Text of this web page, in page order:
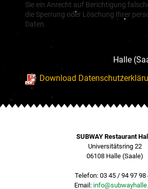
Sie ein Anrecht auf Berichtigung
die Sperrung oder Löschung Ihrer
Daten.
Halle
Download
SUBWAY Restaurant
Universitätsring 22
06108 Halle (Saale)
Telefon: 03 45 / 94 97 98
Email: